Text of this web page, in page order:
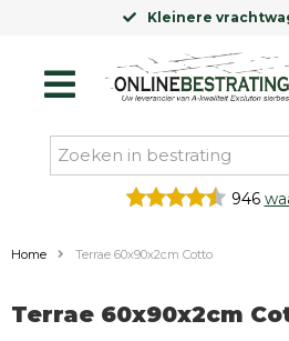
Kleinere
946
Home Terrae 60x90x2cm Cotto
Terrae 60x90x2cm